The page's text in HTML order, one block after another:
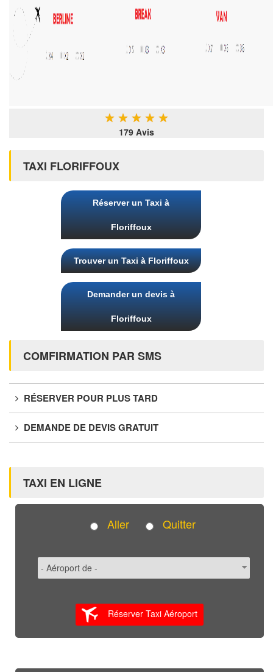
★ ★ ★ ★ ★
179 Avis
TAXI FLORIFFOUX
Réserver un Taxi à
Floriffoux
Trouver un Taxi à Floriffoux
Demander un devis à
Floriffoux
COMFIRMATION PAR SMS
RÉSERVER POUR PLUS TARD
DEMANDE DE DEVIS GRATUIT
TAXI EN LIGNE
Aller Quitter
Réserver Taxi Aéroport